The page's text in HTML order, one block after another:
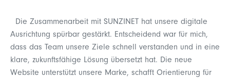
Die Zusammenarbeit mit SUNZINET hat unsere digitale
Ausrichtung spürbar gestärkt. Entscheidend war für mich,
dass das Team unsere Ziele schnell verstanden und in eine
klare, zukunftsfähige Lösung übersetzt hat. Die neue
Website unterstützt unsere Marke, schafft Orientierung für